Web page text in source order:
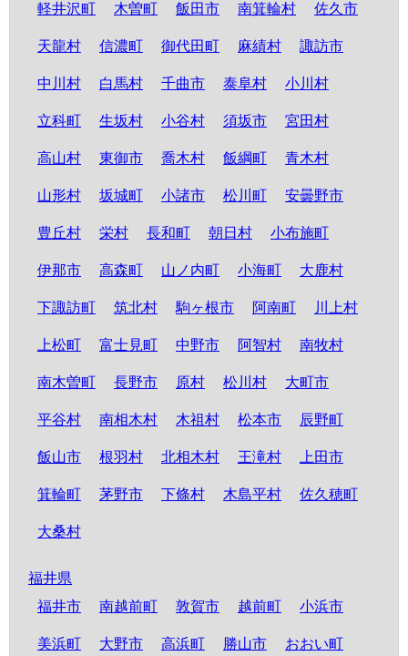
軽井沢町 木曽町 飯田市 南箕輪村 佐久市
天龍村 信濃町 御代田町 麻績村 諏訪市
中川村 白馬村 千曲市 泰阜村 小川村
立科町 生坂村 小谷村 須坂市 宮田村
高山村 東御市 喬木村 飯綱町 青木村
山形村 坂城町 小諸市 松川町 安曇野市
豊丘村 栄村 長和町 朝日村 小布施町
伊那市 高森町 山ノ内町 小海町 大鹿村
下諏訪町 筑北村 駒ヶ根市 阿南町 川上村
上松町 富士見町 中野市 阿智村 南牧村
南木曽町 長野市 原村 松川村 大町市
平谷村 南相木村 木祖村 松本市 辰野町
飯山市 根羽村 北相木村 王滝村 上田市
箕輪町 茅野市 下條村 木島平村 佐久穂町
大桑村
福井県
福井市
南越前町 敦賀市 越前町 小浜市
美浜町 大野市 高浜町 勝山市 おおい町